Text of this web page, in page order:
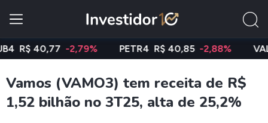
R$ 40,77 -2,79% PETR4 R$ 40,85 -2,88% VALE3
Vamos (VAMO3) tem receita de R$
1,52 bilhão no 3T25, alta de 25,2%